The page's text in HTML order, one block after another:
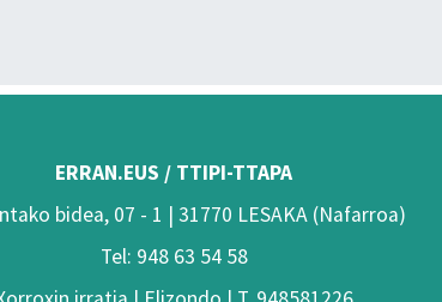
ERRAN.EUS / TTIPI-TTAPA
bidea, 07 - 1 | 31770 LESAKA (Nafarroa)
Tel: 948 63 54 58